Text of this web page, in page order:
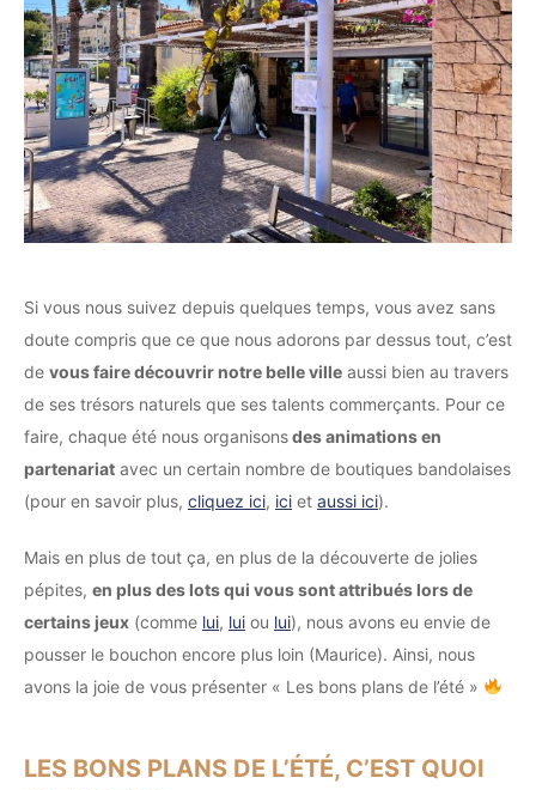
Si vous nous suivez depuis quelques temps, vous avez sans
doute compris que ce que nous adorons par dessus tout, c’est
de vous faire découvrir notre belle ville aussi bien au travers
de ses trésors naturels que ses talents commerçants. Pour ce
faire, chaque été nous organisonsdes animations en
partenariat avec un certain nombre de boutiques bandolaises
(pour en savoir plus, cliquez ici, ici et aussi ici).
Mais en plus de tout ça, en plus de la découverte de jolies
pépites, en plus des lots qui vous sont attribués lors de
certains jeux (comme lui, lui ou lui), nous avons eu envie de
pousser le bouchon encore plus loin (Maurice). Ainsi, nous
avons la joie de vous présenter « Les bons plans de l’été »
LES BONS PLANS DE L’ÉTÉ, C’EST QUOI